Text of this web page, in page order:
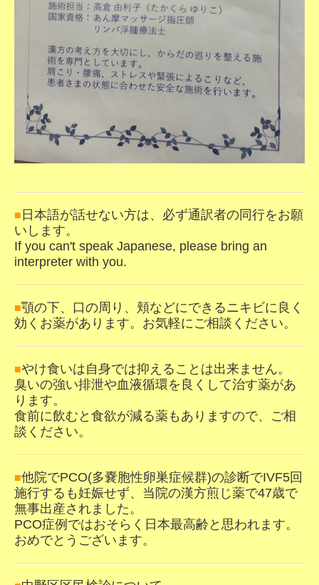
■ 日本語が話せない方は、必ず通訳者の同行をお願
いします。
If you can't speak Japanese, please bring an
interpreter with you.
■顎の下、口の周り、頬などにできるニキビに良く
効くお薬があります。お気軽にご相談ください。
■やけ食いは自身では抑えることは出来ません。
臭いの強い排泄や血液循環を良くして治す薬があ
ります。
食前に飲むと食欲が減る薬もありますので、ご相
談ください。
■他院でPCO(多嚢胞性卵巣症候群)の診断でIVF5回
施行するも妊娠せず、当院の漢方煎じ薬で47歳で
無事出産されました。
PCO症例ではおそらく日本最高齢と思われます。
おめでとうございます。